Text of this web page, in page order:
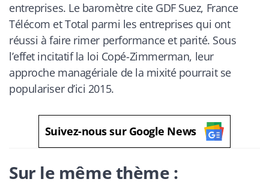
entreprises. Le baromètre cite GDF Suez, France
Télécom et Total parmi les entreprises qui ont
réussi à faire rimer performance et parité. Sous
l’effet incitatif la loi Copé-Zimmerman, leur
approche managériale de la mixité pourrait se
populariser d’ici 2015.
Suivez-nous sur Google News
Sur le même thème :